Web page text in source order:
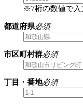
※7桁の数値で入
都道府県必須
市区町村群必須
丁目・番地必須